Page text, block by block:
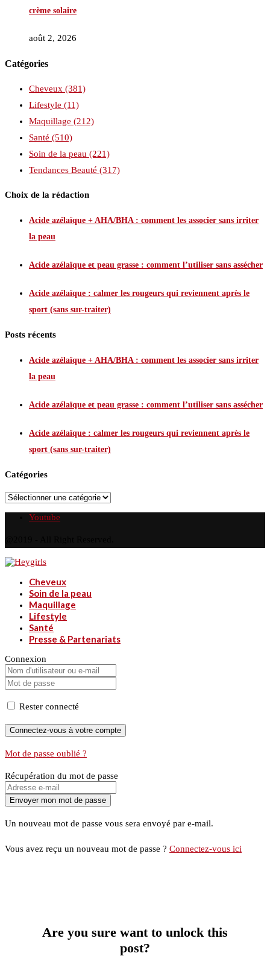
crème solaire
août 2, 2026
Catégories
Cheveux (381)
Lifestyle (11)
Maquillage (212)
Santé (510)
Soin de la peau (221)
Tendances Beauté (317)
Choix de la rédaction
Acide azélaïque + AHA/BHA : comment les associer sans irriter
la peau
Acide azélaïque et peau grasse : comment l’utiliser sans assécher
Acide azélaïque : calmer les rougeurs qui reviennent après le
sport (sans sur-traiter)
Posts récents
Acide azélaïque + AHA/BHA : comment les associer sans irriter
la peau
Acide azélaïque et peau grasse : comment l’utiliser sans assécher
Acide azélaïque : calmer les rougeurs qui reviennent après le
sport (sans sur-traiter)
Catégories
Catégories
Youtube
Cheveux
Soin de la peau
Maquillage
Lifestyle
Santé
Presse & Partenariats
Connexion
Rester connecté
Mot de passe oublié ?
Récupération du mot de passe
Un nouveau mot de passe vous sera envoyé par e-mail.
Vous avez reçu un nouveau mot de passe ? Connectez-vous ici
Are you sure want to unlock this
post?